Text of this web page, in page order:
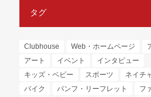
タグ
Clubhouse Web・ホームページ
アート
イベント
インタビュー
キッズ・ベビー
スポーツ
ネイチ
バイク
パンフ・リーフレット
フ